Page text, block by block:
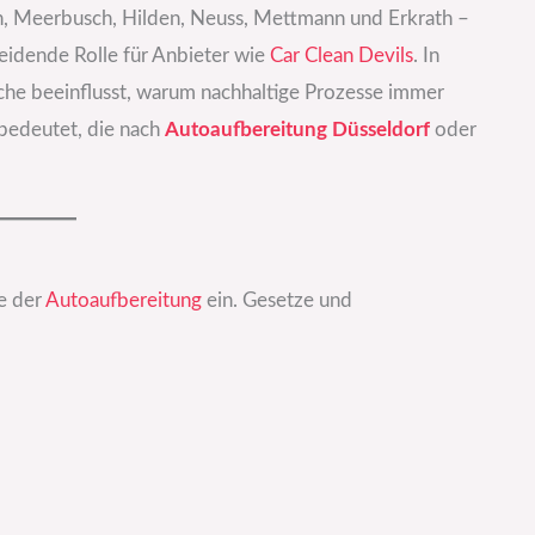
Hilden, Neuss, Mettmann und Erkrath –
Rolle für Anbieter wie Car Clean Devils. In
beeinflusst, warum nachhaltige Prozesse immer
die nach Autoaufbereitung Düsseldorf oder
derAutoaufbereitung ein. Gesetze und